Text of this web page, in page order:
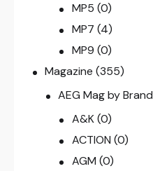
MP5 (0)
MP7 (4)
MP9 (0)
Magazine (355)
AEG Mag by Brand
A&K (0)
ACTION (0)
AGM (0)